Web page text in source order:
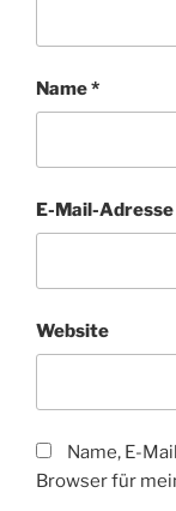
Name*
E-Mail-Adresse
Website
Name, E-
Browser für